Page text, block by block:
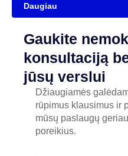
Daugiau
Gaukite
konsultaciją
jūsų verslui
Džiaugiamės
rūpimus klausimus ir
mūsų paslaugų
poreikius.